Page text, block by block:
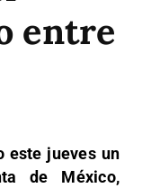
entre
este jueves un
de México,